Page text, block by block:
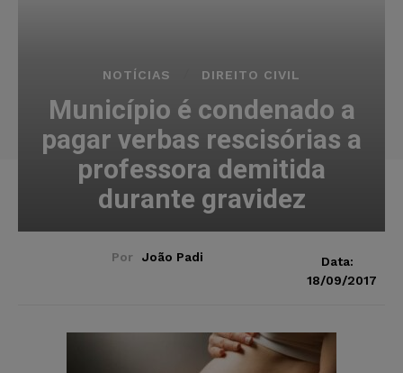
NOTÍCIAS DIREITO CIVIL
Município é condenado a
pagar verbas rescisórias a
professora demitida
durante gravidez
Por João Padi
Data:
18/09/2017